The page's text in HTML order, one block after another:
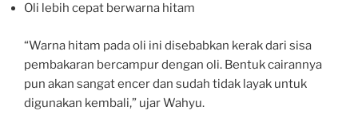
Oli lebih cepat berwarna hitam
“Warna hitam pada oli ini disebabkan kerak dari sisa
pembakaran bercampur dengan oli. Bentuk cairannya
pun akan sangat encer dan sudah tidak layak untuk
digunakan kembali,” ujar Wahyu.